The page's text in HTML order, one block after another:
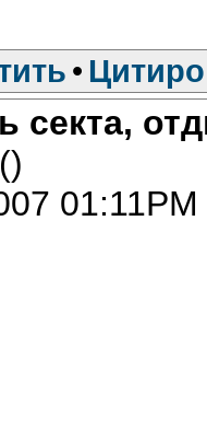
•
секта,
()
01:11PM